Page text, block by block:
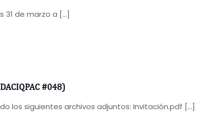
31 de marzo a […]
#048)
siguientes archivos adjuntos: Invitación.pdf […]